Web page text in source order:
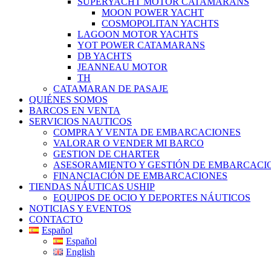
MOON POWER YACHT
COSMOPOLITAN YACHTS
LAGOON MOTOR YACHTS
YOT POWER CATAMARANS
DB YACHTS
JEANNEAU MOTOR
TH
CATAMARAN DE PASAJE
QUIÉNES SOMOS
BARCOS EN VENTA
SERVICIOS NAUTICOS
COMPRA Y VENTA DE EMBARCACIONES
VALORAR O VENDER MI BARCO
GESTION DE CHARTER
ASESORAMIENTO Y GESTIÓN DE
FINANCIACIÓN DE EMBARCACIONES
TIENDAS NÁUTICAS USHIP
EQUIPOS DE OCIO Y DEPORTES NÁUTICOS
NOTICIAS Y EVENTOS
CONTACTO
Español
Español
English